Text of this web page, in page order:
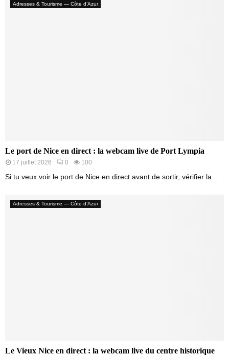
Adresses & Tourisme — Côte d’Azur
Le port de Nice en direct : la webcam live de Port Lympia
17 juillet 2026 0 100
Si tu veux voir le port de Nice en direct avant de sortir, vérifier la...
Adresses & Tourisme — Côte d’Azur
Le Vieux Nice en direct : la webcam live du centre historique